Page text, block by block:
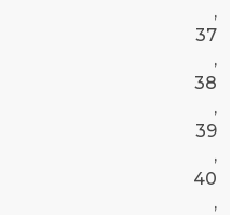
,
37
,
38
,
39
,
40
,